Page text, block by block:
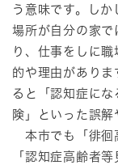
う意味です。し
場所が自分の家で
り、仕事をしに
的や理由があり
ると「認知症に
険」といった誤解
本市でも「徘徊
「認知症高齢者